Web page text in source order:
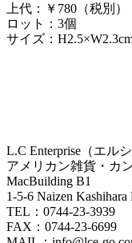
上代：￥780（税別）
ロット：3個
サイズ：
L.C Enterprise（エル
アメリカン雑貨・カ
MacBuilding B1
1-5-6 Naizen
TEL：0744-23-3939
FAX：0744-23-6699